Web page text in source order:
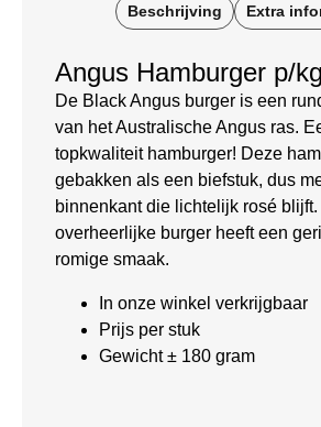
Beschrijving Extra
Angus Hamburger p/kg
De Black Angus burger is een
van het Australische Angus ras.
topkwaliteit hamburger! Deze
gebakken als een biefstuk, dus
binnenkant die lichtelijk rosé
overheerlijke burger heeft een
romige smaak.
In onze winkel verkrijgbaar
Prijs per stuk
Gewicht ± 180 gram